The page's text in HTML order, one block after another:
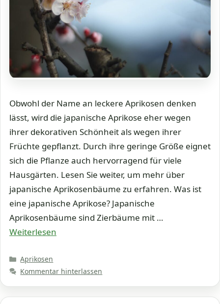
Obwohl der Name an leckere Aprikosen denken
lässt, wird die japanische Aprikose eher wegen
ihrer dekorativen Schönheit als wegen ihrer
Früchte gepflanzt. Durch ihre geringe Größe eignet
sich die Pflanze auch hervorragend für viele
Hausgärten. Lesen Sie weiter, um mehr über
japanische Aprikosenbäume zu erfahren. Was ist
eine japanische Aprikose? Japanische
Aprikosenbäume sind Zierbäume mit …
Weiterlesen
Kategorien
Aprikosen
Kommentar hinterlassen